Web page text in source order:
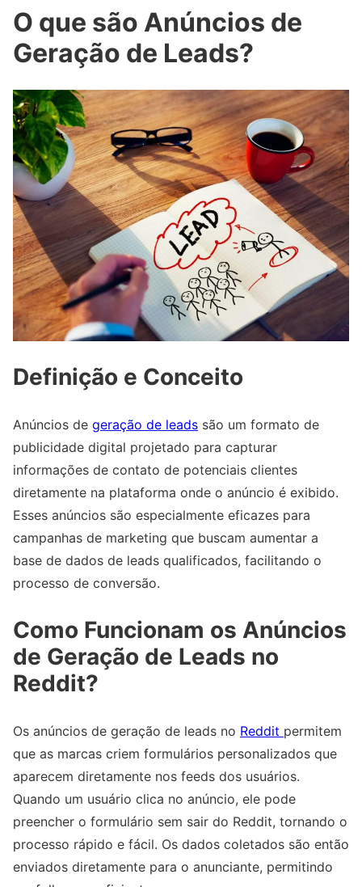
O que são Anúncios de
Geração de Leads?
Definição e Conceito
Anúncios de geração de leads são um formato de
publicidade digital projetado para capturar
informações de contato de potenciais clientes
diretamente na plataforma onde o anúncio é exibido.
Esses anúncios são especialmente eficazes para
campanhas de marketing que buscam aumentar a
base de dados de leads qualificados, facilitando o
processo de conversão.
Como Funcionam os Anúncios
de Geração de Leads no
Reddit?
Os anúncios de geração de leads no Reddit permitem
que as marcas criem formulários personalizados que
aparecem diretamente nos feeds dos usuários.
Quando um usuário clica no anúncio, ele pode
preencher o formulário sem sair do Reddit, tornando o
processo rápido e fácil. Os dados coletados são então
enviados diretamente para o anunciante, permitindo